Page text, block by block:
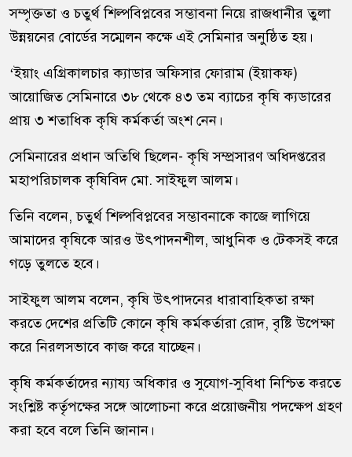
সম্পৃক্ততা ও চতুর্থ শিল্পবিপ্লবের সম্ভাবনা নিয়ে রাজধানীর তুলা
উন্নয়নের বোর্ডের সম্মেলন কক্ষে এই সেমিনার অনুষ্ঠিত হয়।
‘ইয়াং এগ্রিকালচার ক্যাডার অফিসার ফোরাম (ইয়াকফ)
আয়োজিত সেমিনারে ৩৮ থেকে ৪৩ তম ব্যাচের কৃষি ক্যডারের
প্রায় ৩ শতাধিক কৃষি কর্মকর্তা অংশ নেন।
সেমিনারের প্রধান অতিথি ছিলেন- কৃষি সম্প্রসারণ অধিদপ্তরের
মহাপরিচালক কৃষিবিদ মো. সাইফুল আলম।
তিনি বলেন, চতুর্থ শিল্পবিপ্লবের সম্ভাবনাকে কাজে লাগিয়ে
আমাদের কৃষিকে আরও উৎপাদনশীল, আধুনিক ও টেকসই করে
গড়ে তুলতে হবে।
সাইফুল আলম বলেন, কৃষি উৎপাদনের ধারাবাহিকতা রক্ষা
করতে দেশের প্রতিটি কোনে কৃষি কর্মকর্তারা রোদ, বৃষ্টি উপেক্ষা
করে নিরলসভাবে কাজ করে যাচ্ছেন।
কৃষি কর্মকর্তাদের ন্যায্য অধিকার ও সুযোগ-সুবিধা নিশ্চিত করতে
সংশ্লিষ্ট কর্তৃপক্ষের সঙ্গে আলোচনা করে প্রয়োজনীয় পদক্ষেপ গ্রহণ
করা হবে বলে তিনি জানান।